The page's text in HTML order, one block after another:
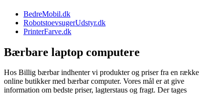
BedreMobil.dk
RobotstoevsugerUdstyr.dk
PrinterFarve.dk
Bærbare laptop computere
Hos Billig bærbar indhenter vi produkter og priser fra en række
online butikker med bærbar computer. Vores mål er at give
information om bedste priser, lagterstaus og fragt. Der tages